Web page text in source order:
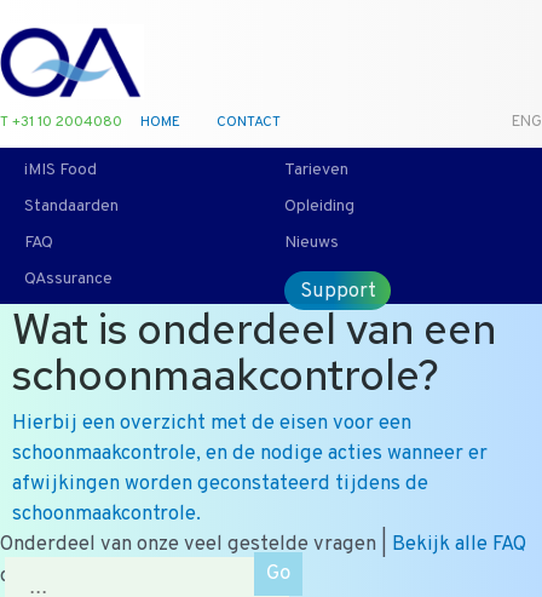
T +31 10 2004080 HOME CONTACT ENG
iMIS Food
Tarieven
Standaarden
Opleiding
FAQ
Nieuws
QAssurance
Support
Wat is onderdeel van een
schoonmaakcontrole?
Hierbij een overzicht met de eisen voor een
schoonmaakcontrole, en de nodige acties wanneer er
afwijkingen worden geconstateerd tijdens de
schoonmaakcontrole.
Onderdeel van onze veel gestelde vragen | Bekijk alle FAQ
of zoek op onderwerp.
Zoek
naar: